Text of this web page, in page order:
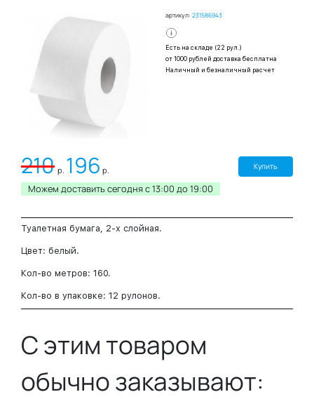
артикул: 231586943
Есть на складе (22 рул.)
от 1000 рублей доставка бесплатна
Наличный и безналичный расчет
210 р. 196 р. Купить
Можем доставить сегодня c 13:00 до 19:00
Туалетная бумага, 2-х слойная.
Цвет: белый.
Кол-во метров: 160.
Кол-во в упаковке: 12 рулонов.
С этим товаром
обычно заказывают: